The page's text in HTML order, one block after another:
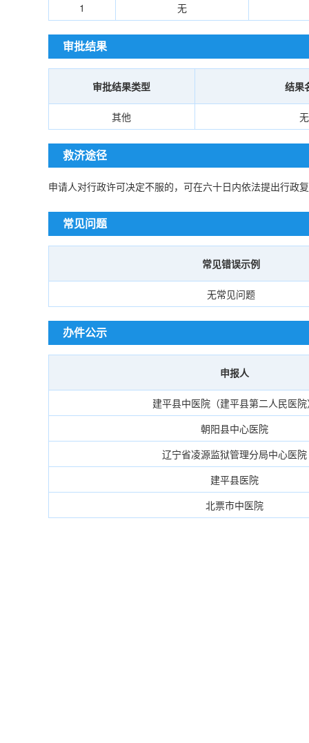
1 无
审批结果
审批结果类型 结果
其他 无
救济途径
申请人对行政许可决定不服的，可在六十日内依法提出行政
常见问题
常见错误示例
无常见问题
办件公示
申报人
建平县中医院（建平县第二人民医
朝阳县中心医院
辽宁省凌源监狱管理分局中心医院
建平县医院
北票市中医院